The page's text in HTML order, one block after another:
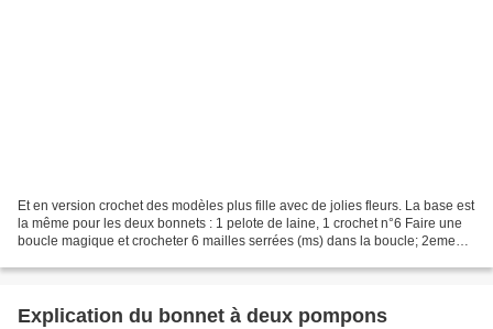
Et en version crochet des modèles plus fille avec de jolies fleurs. La base est
la même pour les deux bonnets : 1 pelote de laine, 1 crochet n°6 Faire une
boucle magique et crocheter 6 mailles serrées (ms) dans la boucle; 2eme
Explication du bonnet à deux pompons